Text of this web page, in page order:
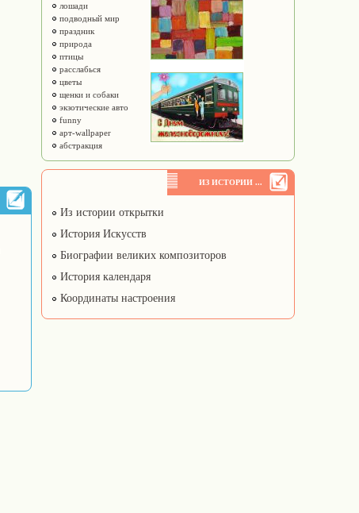
лошади
подводный мир
праздник
природа
птицы
расслабься
цветы
щенки и собаки
экзотические авто
funny
арт-wallpaper
абстракция
ИЗ ИСТОРИИ ...
Из истории открытки
История Искусств
Биографии великих композиторов
История календаря
Координаты настроения